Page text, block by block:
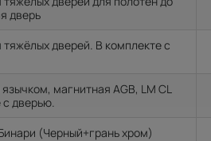
дверь
дверей. В комплекте с
магнитная AGB, LM CL
с дверью.
(Черный+грань хром)